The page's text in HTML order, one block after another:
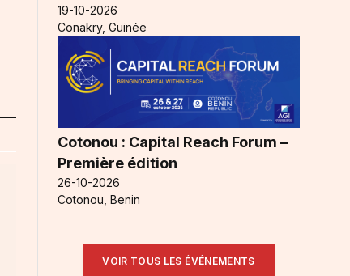
19-10-2026
Conakry, Guinée
Cotonou : Capital Reach Forum –
Première édition
26-10-2026
Cotonou, Benin
VOIR TOUS LES ÉVÉNEMENTS